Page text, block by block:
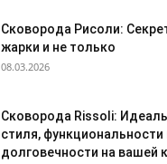
Сковорода Рисоли:
жарки и не только
08.03.2026
Сковорода Rissoli:
стиля, функциональности
долговечности на вашей